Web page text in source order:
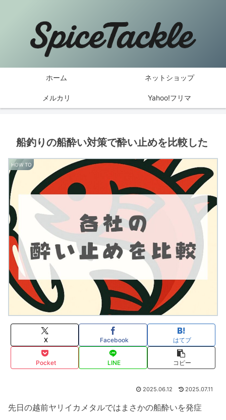
ホーム ネットショップ
メルカリ Yahoo!フリマ
船釣りの船酔い対策で酔い止めを比較した
HOW TO
X Facebook はてブ
Pocket LINE コピー
2025.06.12 2025.07.11
先日の越前ヤリイカメタルではまさかの船酔いを発症